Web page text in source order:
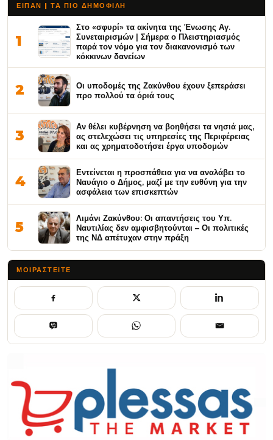
ΕΙΠΑΝ | ΤΑ ΠΙΟ ΔΗΜΟΦΙΛΉ
1
Στο «σφυρί» τα ακίνητα της Ένωσης Αγ.
Συνεταιρισμών | Σήμερα ο Πλειστηριασμός
παρά τον νόμο για τον διακανονισμό των
κόκκινων δανείων
2
Οι υποδομές της Ζακύνθου έχουν ξεπεράσει
προ πολλού τα όριά τους
3
Αν θέλει κυβέρνηση να βοηθήσει τα νησιά μας,
ας στελεχώσει τις υπηρεσίες της Περιφέρειας
και ας χρηματοδοτήσει έργα υποδομών
4
Εντείνεται η προσπάθεια για να αναλάβει το
Ναυάγιο ο Δήμος, μαζί με την ευθύνη για την
ασφάλεια των επισκεπτών
5
Λιμάνι Ζακύνθου: Οι απαντήσεις του Υπ.
Ναυτιλίας δεν αμφισβητούνται – Οι πολιτικές
της ΝΔ απέτυχαν στην πράξη
ΜΟΙΡΑΣΤΕΊΤΕ